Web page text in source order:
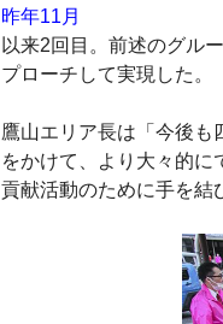
昨年11月
以来2回目。前述のグル
プローチして実現した。
鷹山エリア長は「今後も
をかけて、より大々的
貢献活動のために手を結